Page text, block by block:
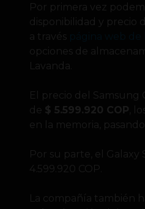
Por primera vez
disponibilidad y precio
a través
opciones de
Lavanda.
El precio del Samsung
de $ 5.599.920 COP ,
en la memoria,
Por su parte, el Galaxy
4.599.920 COP.
La compañía también